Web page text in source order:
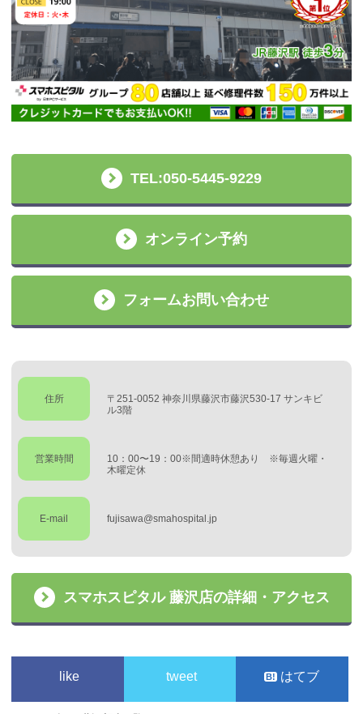
TEL:050-5445-9229
オンライン予約
フォームお問い合わせ
住所
〒251-0052 神奈川県藤沢市藤沢530-17 サンキビ
ル3階
営業時間
10：00〜19：00※間適時休憩あり ※毎週火曜・
木曜定休
E-mail fujisawa@smahospital.jp
スマホスピタル 藤沢店の詳細・アクセス
like tweet はてブ